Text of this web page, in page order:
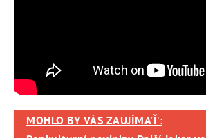
MOHLO BY VÁS ZAUJÍMAŤ: